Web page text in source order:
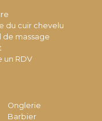
du cuir chevelu
de massage
un RDV
Onglerie
Barbier